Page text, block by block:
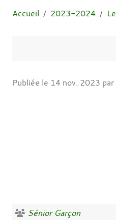
Accueil 2023-2024
Publiée le 14 nov. 2023
Sénior Garçon